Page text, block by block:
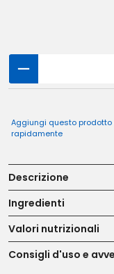
Aggiungi questo
rapidamente
Descrizione
Ingredienti
Valori nutrizionali
Consigli d'uso e